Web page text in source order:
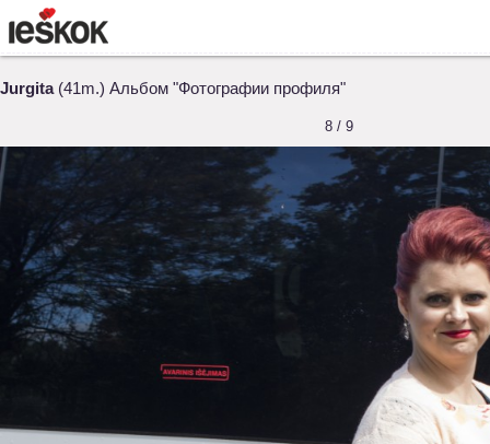
Jurgita(41m.) Альбом "Фотографии профиля"
8 / 9